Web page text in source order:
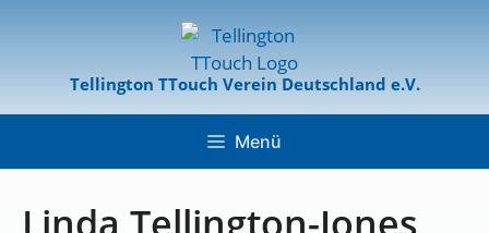
Tellington TTouch Verein Deutschland e.V.
Menü